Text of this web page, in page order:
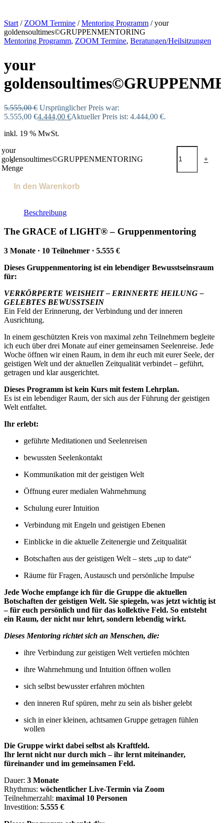
Start / ZOOM Termine /Mentoring Programm / your
goldensoultimes©GRUPPENMENTORING
Mentoring Programm, ZOOM Termine, Beratungen/Heilsitzungen
your
5.555,00€ Ursprünglicher Preis war:
5.555,00 €4.444,00 €Aktueller Preis ist: 4.444,00 €.
inkl. 19 % MwSt.
-
your
goldensoultimes©GRUPPENMENTORING
Menge
+
In den Warenkorb
Beschreibung
The GRACE of LIGHT® – Gruppenmentoring
3 Monate · 10 Teilnehmer · 5.555 €
Dieses Gruppenmentoring ist ein lebendiger Bewusstseinsraum
für:
VERKÖRPERTE WEISHEIT – ERINNERTE HEILUNG –
GELEBTES BEWUSSTSEIN
Ein Feld der Erinnerung, der Verbindung und der inneren
Ausrichtung.
In einem geschützten Kreis von maximal zehn Teilnehmern begleite
ich euch über drei Monate auf einer gemeinsamen Seelenreise. Jede
Woche öffnen wir einen Raum, in dem ihr euch mit eurer Seele, der
geistigen Welt und der aktuellen Zeitqualität verbindet – geführt,
getragen und klar ausgerichtet.
Dieses Programm ist kein Kurs mit festem Lehrplan.
Es ist ein lebendiger Raum, der sich aus der Führung der geistigen
Welt entfaltet.
Ihr erlebt:
geführte Meditationen und Seelenreisen
bewussten Seelenkontakt
Kommunikation mit der geistigen Welt
Öffnung eurer medialen Wahrnehmung
Schulung eurer Intuition
Verbindung mit Engeln und geistigen Ebenen
Einblicke in die aktuelle Zeitenergie und Zeitqualität
Botschaften aus der geistigen Welt – stets „up to date“
Räume für Fragen, Austausch und persönliche Impulse
Jede Woche empfange ich für die Gruppe die aktuellen
Botschaften der geistigen Welt. Sie spiegeln, was jetzt wichtig ist
– für euch persönlich und für das kollektive Feld. So entsteht
ein Raum, der nicht nur lehrt, sondern lebendig wirkt.
Dieses Mentoring richtet sich an Menschen, die:
ihre Verbindung zur geistigen Welt vertiefen möchten
ihre Wahrnehmung und Intuition öffnen wollen
sich selbst bewusster erfahren möchten
den inneren Ruf spüren, mehr zu sein als bisher gelebt
sich in einer kleinen, achtsamen Gruppe getragen fühlen
wollen
Die Gruppe wirkt dabei selbst als Kraftfeld.
Ihr lernt nicht nur durch mich – ihr lernt miteinander,
füreinander und im gemeinsamen Feld.
Dauer: 3 Monate
Rhythmus: wöchentlicher Live-Termin via Zoom
Teilnehmerzahl: maximal 10 Personen
Investition: 5.555 €